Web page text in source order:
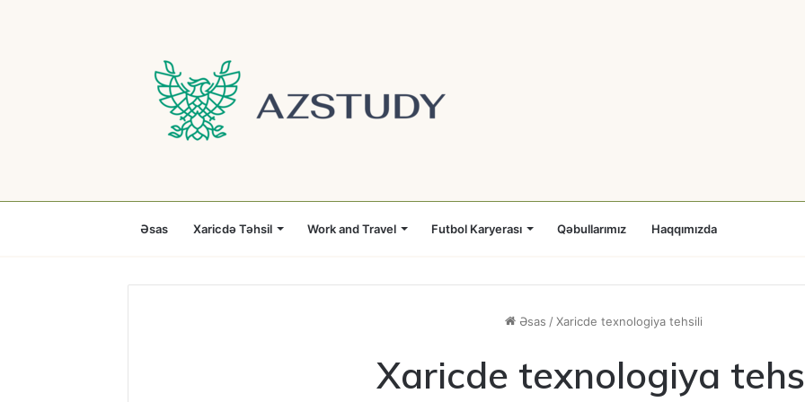
Əsas Xaricdə Təhsil Work and Travel Futbol Karyerası Qəbullarımız Haqqımızda
Əsas /Xaricde texnologiya tehsili
Xaricde texnologiya